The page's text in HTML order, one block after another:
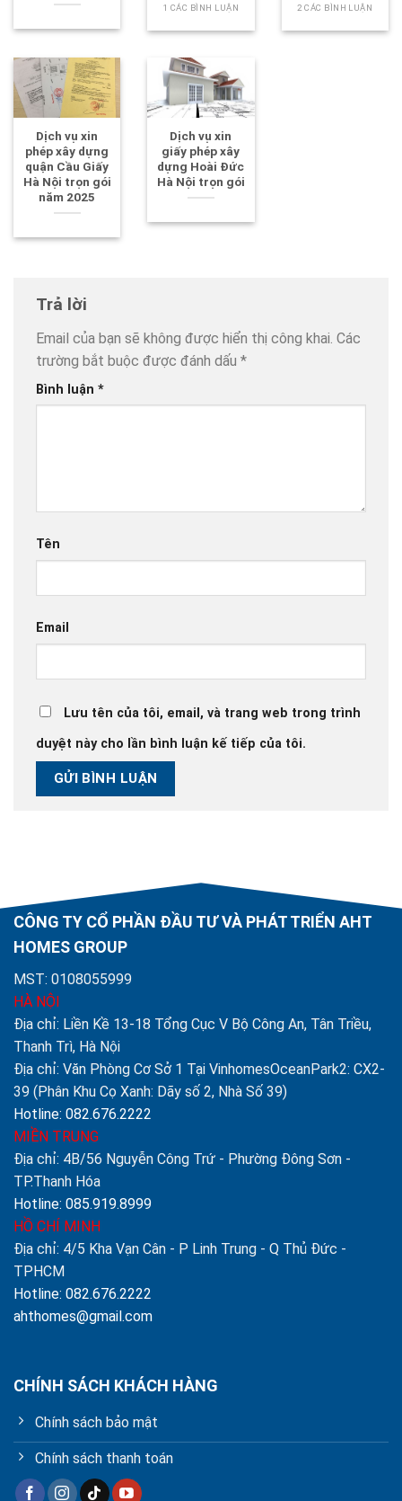
1 CÁC BÌNH LUẬN 2 CÁC BÌNH LUẬN
Dịch vụ xin
phép xây dựng
quận Cầu Giấy
Hà Nội trọn gói
năm 2025
Dịch vụ xin
giấy phép xây
dựng Hoài Đức
Hà Nội trọn gói
Trả lời
Email của bạn sẽ không được hiển thị công khai. Các
trường bắt buộc được đánh dấu *
Bình luận *
Tên
Email
Lưu tên của tôi, email, và trang web trong trình
duyệt này cho lần bình luận kế tiếp của tôi.
CÔNG TY CỔ PHẦN ĐẦU TƯ VÀ PHÁT TRIỂN AHT
HOMES GROUP
MST: 0108055999
HÀ NỘI
Địa chỉ: Liền Kề 13-18 Tổng Cục V Bộ Công An, Tân Triều,
Thanh Trì, Hà Nội
Địa chỉ: Văn Phòng Cơ Sở 1 Tại VinhomesOceanPark2: CX2-
39 (Phân Khu Cọ Xanh: Dãy số 2, Nhà Số 39)
Hotline: 082.676.2222
MIỀN TRUNG
Địa chỉ: 4B/56 Nguyễn Công Trứ - Phường Đông Sơn -
TP.Thanh Hóa
Hotline: 085.919.8999
HỒ CHÍ MINH
Địa chỉ: 4/5 Kha Vạn Cân - P Linh Trung - Q Thủ Đức -
TPHCM
Hotline: 082.676.2222
ahthomes@gmail.com
CHÍNH SÁCH KHÁCH HÀNG
Chính sách bảo mật
Chính sách thanh toán